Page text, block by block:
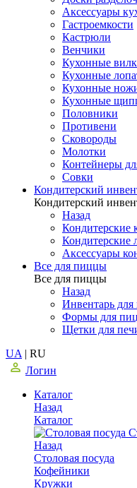
Аксессуары
Гастроемкости
Кастрюли
Венчики
Кухонные
Кухонные
Кухонные
Кухонные
Половники
Противени
Сковороды
Молотки
Контейнеры
Совки
Кондитерский
Кондитерский
Назад
Кондитерские
Кондитерские
Аксессуары
Все для пиццы
Все для пиццы
Назад
Инвентарь
Формы для
Щетки для
UA | RU
Логин
Каталог
Назад
Каталог
Назад
Столовая посуда
Кофейники
Кружки